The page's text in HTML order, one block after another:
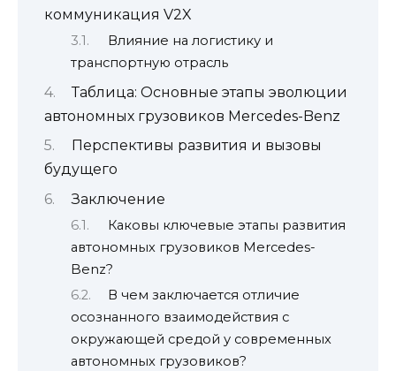
коммуникация V2X
Влияние на логистику и
транспортную отрасль
Таблица: Основные этапы эволюции
автономных грузовиков Mercedes-Benz
Перспективы развития и вызовы
будущего
Заключение
Каковы ключевые этапы развития
автономных грузовиков Mercedes-
Benz?
В чем заключается отличие
осознанного взаимодействия с
окружающей средой у современных
автономных грузовиков?